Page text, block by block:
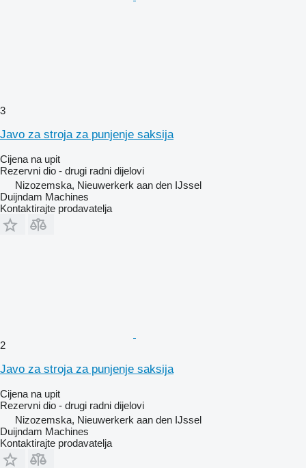
3
Javo za stroja za punjenje saksija
Cijena na upit
Rezervni dio - drugi radni dijelovi
Nizozemska, Nieuwerkerk aan den IJssel
Duijndam Machines
Kontaktirajte prodavatelja
2
Javo za stroja za punjenje saksija
Cijena na upit
Rezervni dio - drugi radni dijelovi
Nizozemska, Nieuwerkerk aan den IJssel
Duijndam Machines
Kontaktirajte prodavatelja